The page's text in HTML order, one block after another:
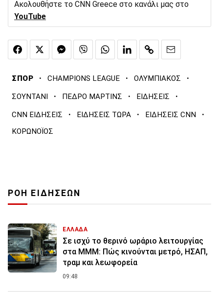
Ακολουθήστε το CNN Greece στο κανάλι μας στο
YouTube
ΣΠΟΡ · CHAMPIONS LEAGUE · ΟΛΥΜΠΙΑΚΟΣ ·
ΣΟΥΝΤΑΝΙ · ΠΕΔΡΟ ΜΑΡΤΙΝΣ · ΕΙΔΗΣΕΙΣ ·
CNN ΕΙΔΗΣΕΙΣ · ΕΙΔΗΣΕΙΣ ΤΩΡΑ · ΕΙΔΗΣΕΙΣ CNN ·
ΚΟΡΩΝΟΪΟΣ
ΡΟΗ ΕΙΔΗΣΕΩΝ
ΕΛΛΑΔΑ
Σε ισχύ το θερινό ωράριο λειτουργίας
στα ΜΜΜ: Πώς κινούνται μετρό, ΗΣΑΠ,
τραμ και λεωφορεία
09:48